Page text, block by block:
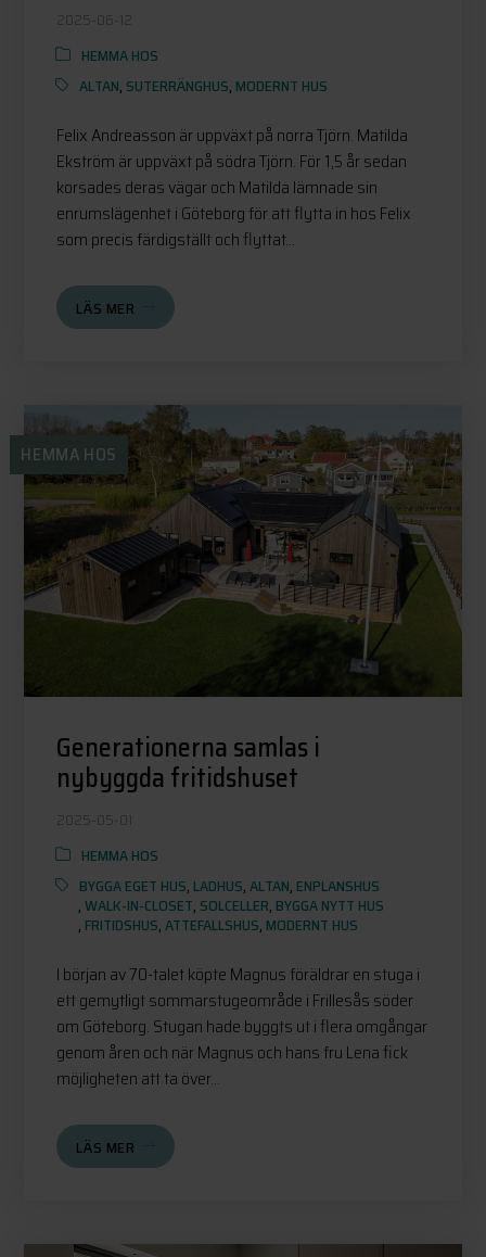
2025-06-12
HEMMA HOS
ALTAN, SUTERRÄNGHUS, MODERNT HUS
Felix Andreasson är uppväxt på norra Tjörn. Matilda
Ekström är uppväxt på södra Tjörn. För 1,5 år sedan
korsades deras vägar och Matilda lämnade sin
enrumslägenhet i Göteborg för att flytta in hos Felix
som precis färdigställt och flyttat...
LÄS MER
HEMMA HOS
Generationerna samlas i
nybyggda fritidshuset
2025-05-01
HEMMA HOS
BYGGA EGET HUS, LADHUS,ALTAN, ENPLANSHUS
,WALK-IN-CLOSET, SOLCELLER, BYGGA NYTT HUS
, FRITIDSHUS,ATTEFALLSHUS, MODERNT HUS
I början av 70-talet köpte Magnus föräldrar en stuga i
ett gemytligt sommarstugeområde i Frillesås söder
om Göteborg. Stugan hade byggts ut i flera omgångar
genom åren och när Magnus och hans fru Lena fick
möjligheten att ta över...
LÄS MER